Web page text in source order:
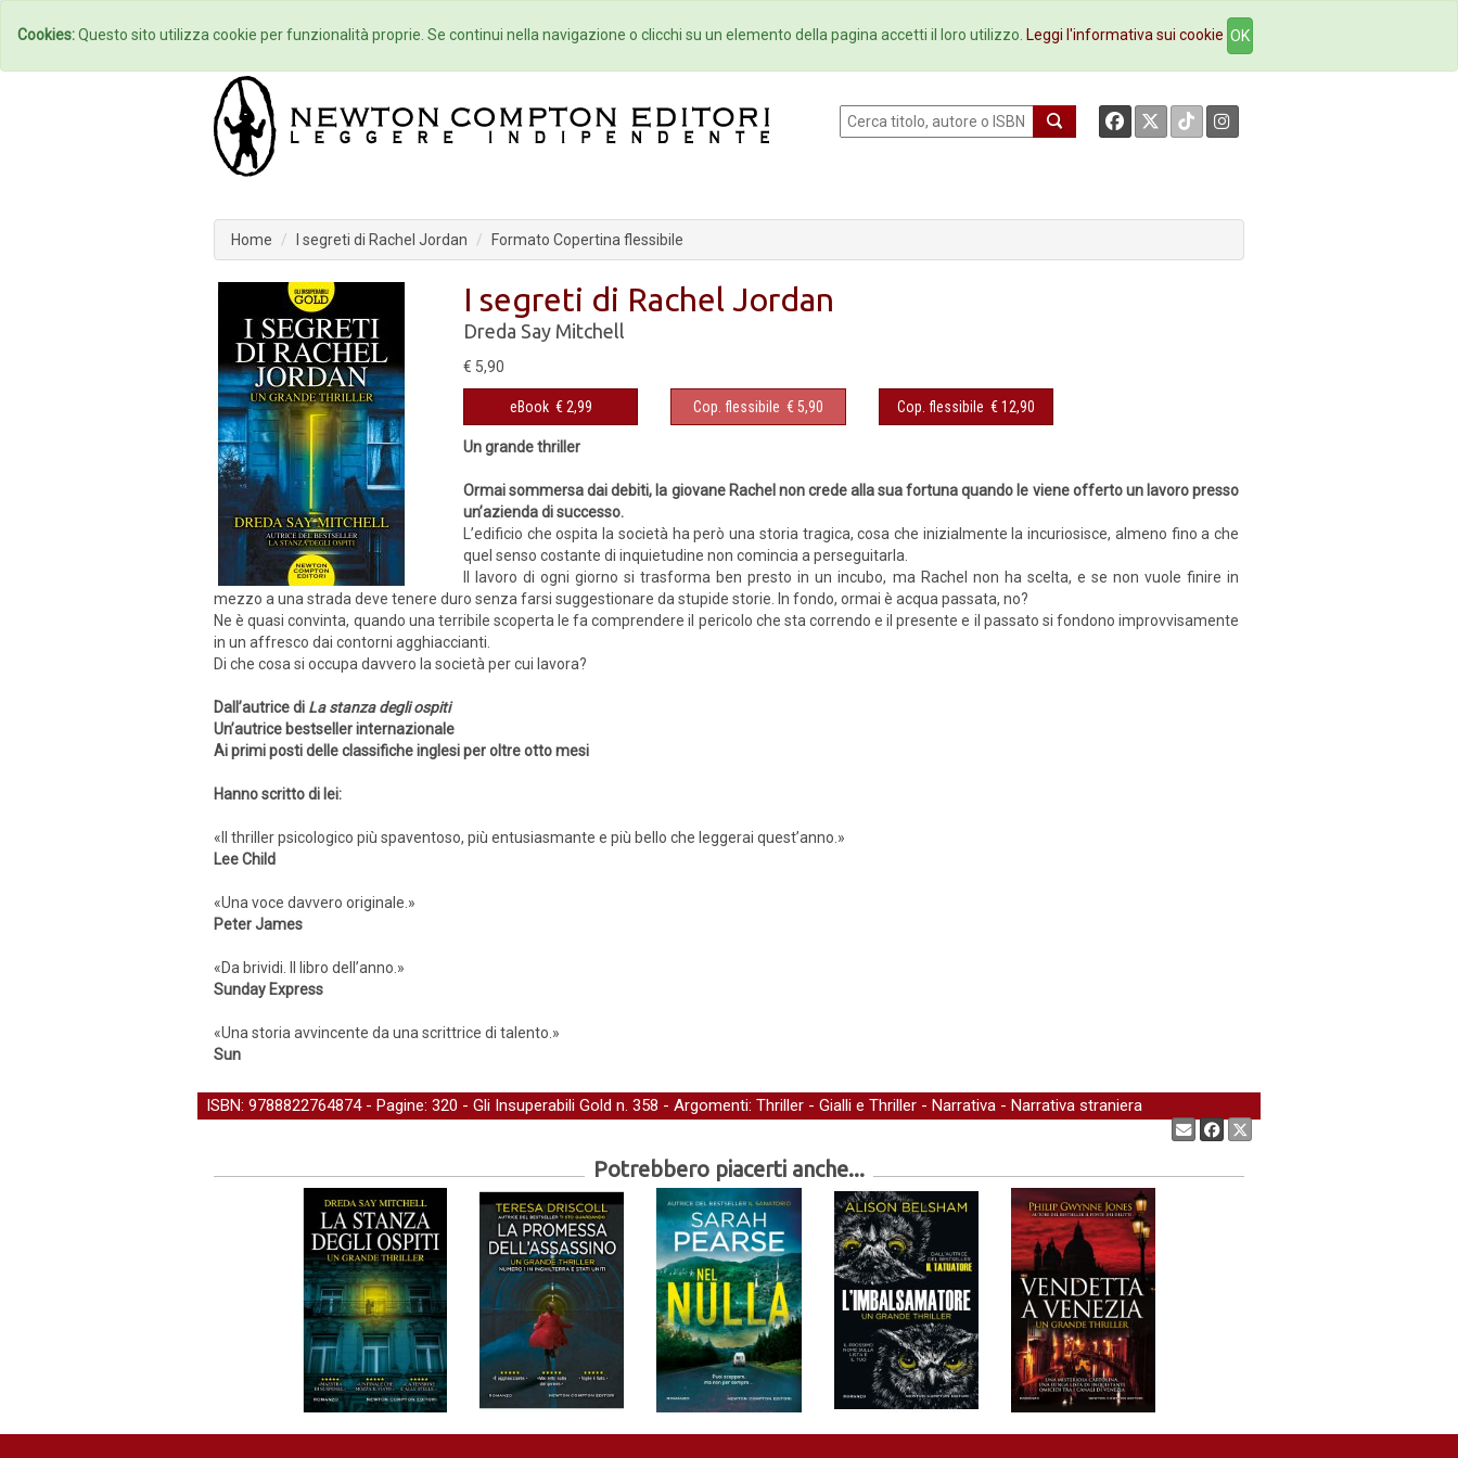
Home Autori Eventi Collane Newsletter Ebookstore Contatti
Home I segreti di Rachel Jordan Formato Copertina flessibile
I segreti di Rachel Jordan
Dreda Say Mitchell
€ 5,90
eBook € 2,99 Cop. flessibile € 5,90 Cop. flessibile € 12,90
Un grande thriller
Ormai sommersa dai debiti, la gio­vane Rachel non crede alla sua fortuna quando le viene offerto un lavoro presso
un’azienda di successo.
L’edificio che ospita la società ha però una storia tragica, cosa che inizial­mente la incuriosisce, almeno fino a che
quel senso costante di inquietudi­ne non comincia a perseguitarla.
Il lavoro di ogni giorno si trasforma ben presto in un incubo, ma Rachel non ha scelta, e se non vuole finire in
mezzo a una strada deve tenere duro senza farsi suggestionare da stupide storie. In fondo, ormai è acqua passata, no?
Ne è quasi convinta, quando una ter­ribile scoperta le fa comprendere il pericolo che sta correndo e il presen­te e il passato si fondono improvvi­samente
in un affresco dai contorni agghiaccianti.
Di che cosa si occupa davvero la so­cietà per cui lavora?
Dall’autrice di La stanza degli ospiti
Un’autrice bestseller internazionale
Ai primi posti delle classifiche inglesi per oltre otto mesi
Hanno scritto di lei:
«Il thriller psicologico più spaventoso, più entusiasmante e più bello che leggerai quest’anno.»
Lee Child
«Una voce davvero originale.»
Peter James
«Da brividi. Il libro dell’anno.»
Sunday Express
«Una storia avvincente da una scrittrice di talento.»
Sun
ISBN: 9788822764874 - Pagine: 320 - Gli Insuperabili Gold n. 358 - Argomenti: Thriller - Gialli e Thriller - Narrativa - Narrativa straniera
Potrebbero piacerti anche...
Cookies:Questo sito utilizza cookie per funzionalità proprie. Se continui nella navigazione o clicchi su un elemento della pagina accetti il loro utilizzo. Leggi l'informativa sui cookie OK